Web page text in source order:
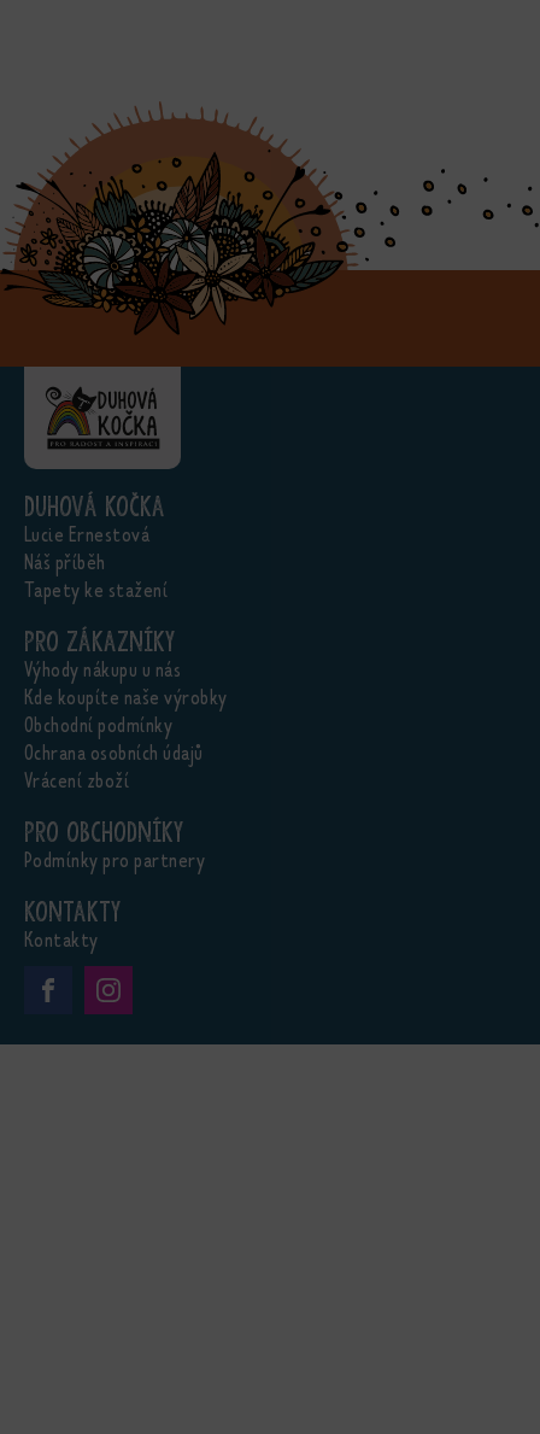
Duhová kočka
Lucie Ernestová
Náš příběh
Tapety ke stažení
Pro zákazníky
Výhody nákupu u nás
Kde koupíte naše výrobky
Obchodní podmínky
Ochrana osobních údajů
Vrácení zboží
Pro obchodníky
Podmínky pro partnery
Kontakty
Kontakty